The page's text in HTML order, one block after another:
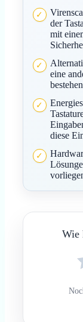
der
mit
eine
diese
Wie